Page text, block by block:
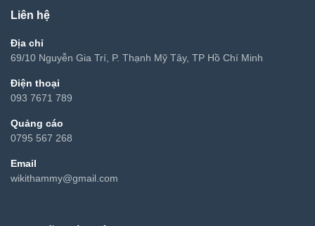
Liên hệ
Địa chỉ
69/10 Nguyễn Gia Trí, P. Thạnh Mỹ Tây, TP Hồ Chí Minh
Điện thoại
093 7671 789
Quảng cáo
0795 567 268
Email
wikithammy@gmail.com